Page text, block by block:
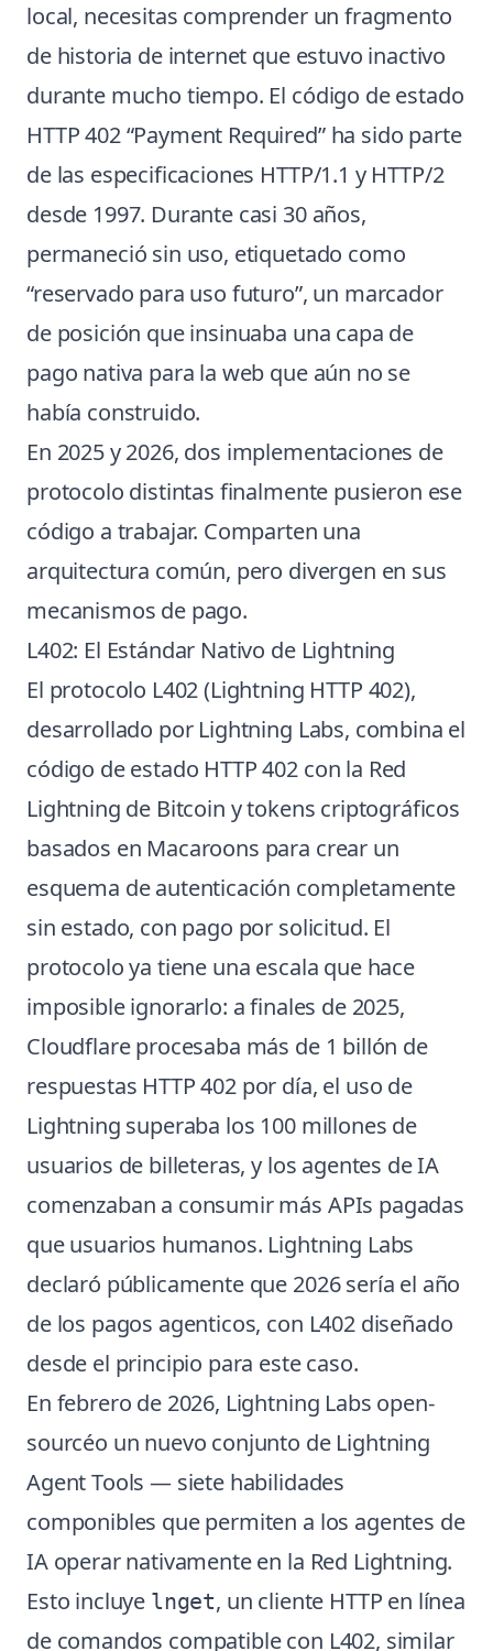
local, necesitas comprender un fragmento
de historia de internet que estuvo inactivo
durante mucho tiempo. El código de estado
HTTP 402 “Payment Required” ha sido parte
de las especificaciones HTTP/1.1 y HTTP/2
desde 1997. Durante casi 30 años,
permaneció sin uso, etiquetado como
“reservado para uso futuro”, un marcador
de posición que insinuaba una capa de
pago nativa para la web que aún no se
había construido.
En 2025 y 2026, dos implementaciones de
protocolo distintas finalmente pusieron ese
código a trabajar. Comparten una
arquitectura común, pero divergen en sus
mecanismos de pago.
L402: El Estándar Nativo de Lightning
El protocolo L402 (Lightning HTTP 402),
desarrollado por Lightning Labs, combina el
código de estado HTTP 402 con la Red
Lightning de Bitcoin y tokens criptográficos
basados en Macaroons para crear un
esquema de autenticación completamente
sin estado, con pago por solicitud. El
protocolo ya tiene una escala que hace
imposible ignorarlo: a finales de 2025,
Cloudflare procesaba más de 1 billón de
respuestas HTTP 402 por día, el uso de
Lightning superaba los 100 millones de
usuarios de billeteras, y los agentes de IA
comenzaban a consumir más APIs pagadas
que usuarios humanos. Lightning Labs
declaró públicamente que 2026 sería el año
de los pagos agenticos, con L402 diseñado
desde el principio para este caso.
En febrero de 2026, Lightning Labs open-
sourcéo un nuevo conjunto de Lightning
Agent Tools — siete habilidades
componibles que permiten a los agentes de
IA operar nativamente en la Red Lightning.
Esto incluye lnget, un cliente HTTP en línea
de comandos compatible con L402, similar